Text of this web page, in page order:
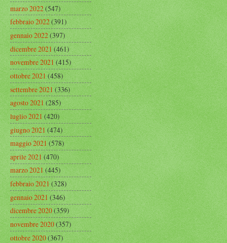
marzo 2022(547)
febbraio 2022(391)
gennaio 2022(397)
dicembre 2021(461)
novembre 2021(415)
ottobre 2021(458)
settembre 2021(336)
agosto 2021(285)
luglio 2021(420)
giugno 2021(474)
maggio 2021(578)
aprile 2021(470)
marzo 2021(445)
febbraio 2021(328)
gennaio 2021(346)
dicembre 2020(359)
novembre 2020(357)
ottobre 2020(367)